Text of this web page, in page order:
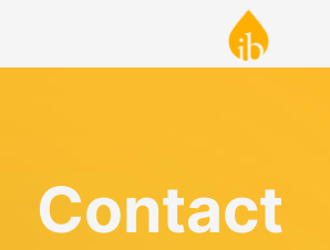
Contact